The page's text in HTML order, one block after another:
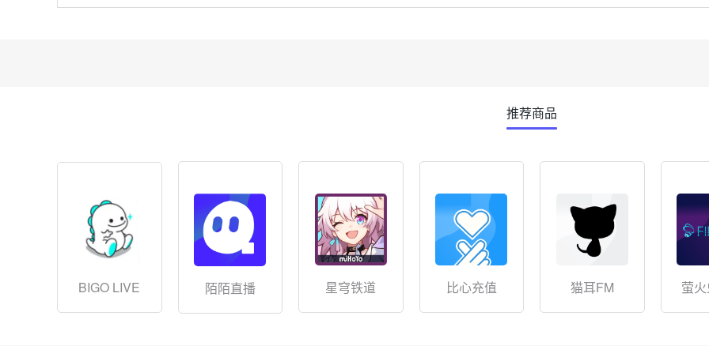
推荐商品
BIGO LIVE 陌陌直播 星穹铁道 比心充值 猫耳FM 萤